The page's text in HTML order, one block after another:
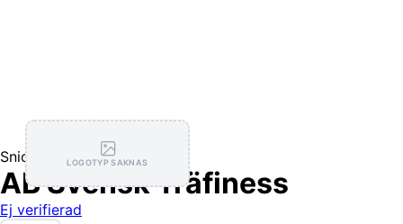
LOGOTYP SAKNAS
Snickare
AB Svensk Träfiness
Ej verifierad